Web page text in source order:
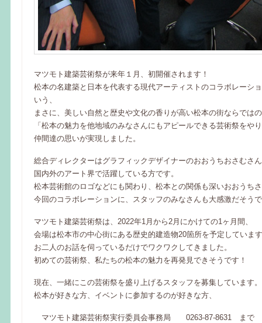
マツモト建築芸術祭が来年１月、初開催されます！
松本の名建築と日本を代表する現代アーティストのコラボレーシ
いう、
まさに、美しい自然と歴史や文化の香りが高い松本の街ならでは
「松本の魅力を他地域のみなさんにもアピールできる芸術祭をや
仲間達の思いが実現しました。
総合ディレクターはグラフィックデザイナーのおおうちおさむさ
国内外のアート界で活躍している方です。
松本芸術館のロゴなどにも関わり、松本との関係も深いおおうち
今回のコラボレーションに、スタッフのみなさんも大感激だそう
マツモト建築芸術祭は、2022年1月から2月にかけての1ヶ月間、
会場は松本市の中心街にある歴史的建造物20箇所を予定していま
お二人のお話を伺っているだけでワクワクしてきました。
初めての芸術祭、私たちの松本の魅力を再発見できそうです！
現在、一緒にこの芸術祭を盛り上げるスタッフを募集しています。
松本が好きな方、イベントに参加するのが好きな方、
マツモト建築芸術祭実行委員会事務局 0263-87-8631 まで